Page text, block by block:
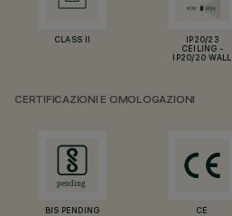
CLASS II
IP20/23
CEILING -
IP20/20 WALL
CERTIFICAZIONI E OMOLOGAZIONI
BIS PENDING CE